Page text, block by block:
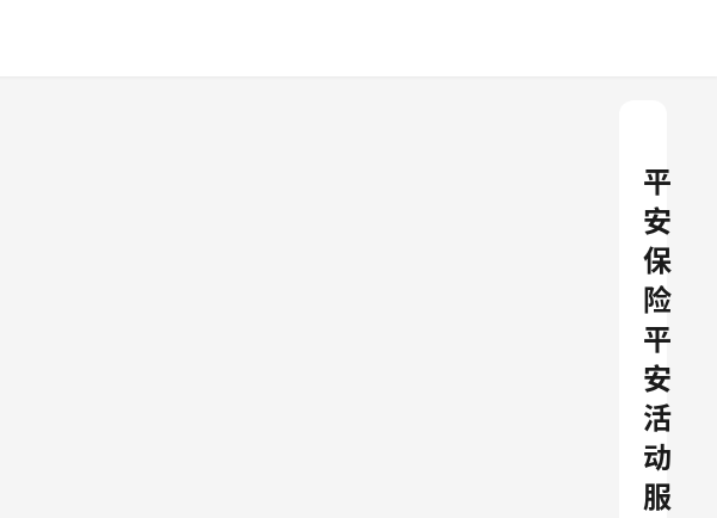
平
安
保
险
平
安
活
动
服